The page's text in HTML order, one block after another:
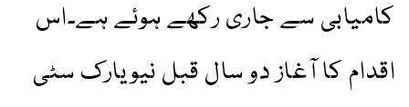
کامیابی سے جاری رکھے ہوئے ہے۔اس
اقدام کا آغاز دو سال قبل نیویارک سٹی